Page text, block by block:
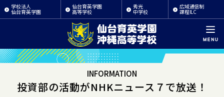
学校法人
仙台育英学園
仙台育英学園
高等学校
秀光
中学校
広域通信制
課程ILC
INFORMATION
投資部の活動がNHKニュース７で放送！